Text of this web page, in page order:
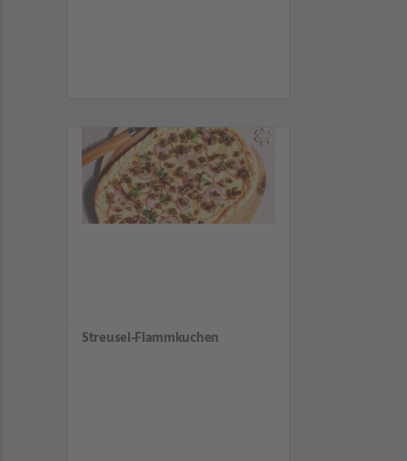
Streusel-Flammkuchen